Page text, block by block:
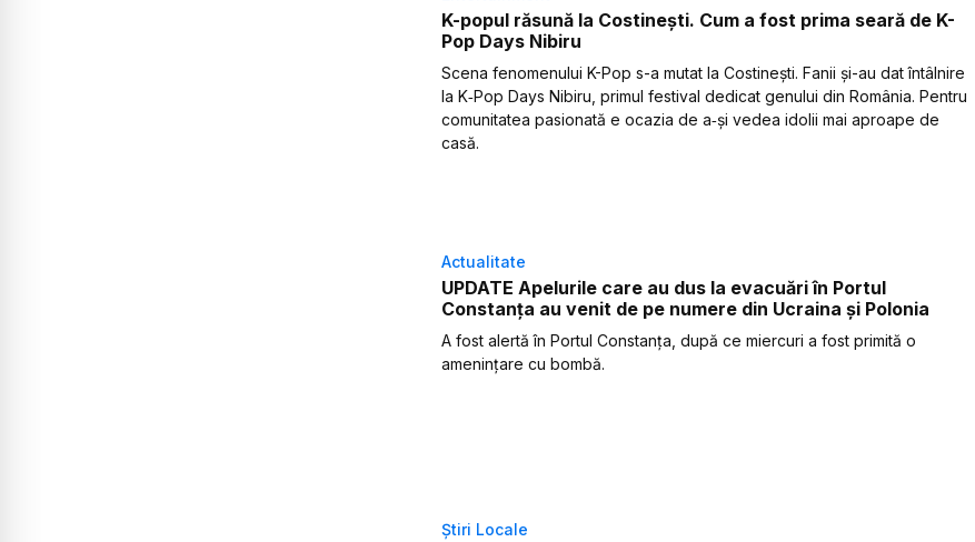
K-popul răsună la Costinești. Cum a fost prima seară de K-
Pop Days Nibiru
Scena fenomenului K-Pop s-a mutat la Costinești. Fanii și-au dat întâlnire
la K‑Pop Days Nibiru, primul festival dedicat genului din România. Pentru
comunitatea pasionată e ocazia de a‑și vedea idolii mai aproape de
casă.
Actualitate
UPDATE Apelurile care au dus la evacuări în Portul
Constanța au venit de pe numere din Ucraina și Polonia
A fost alertă în Portul Constanța, după ce miercuri a fost primită o
amenințare cu bombă.
Știri Locale